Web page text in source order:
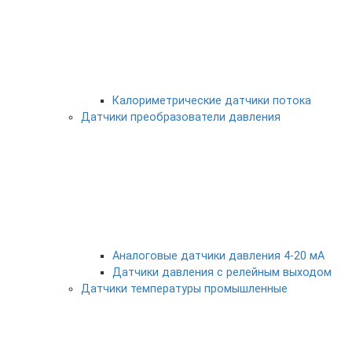
Калориметрические датчики потока
Датчики преобразователи давления
Аналоговые датчики давления 4-20 мА
Датчики давления с релейным выходом
Датчики температуры промышленные